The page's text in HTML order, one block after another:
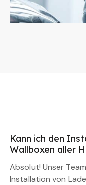
Kann ich den
Wallboxen aller
Absolut! Unser
Installation von